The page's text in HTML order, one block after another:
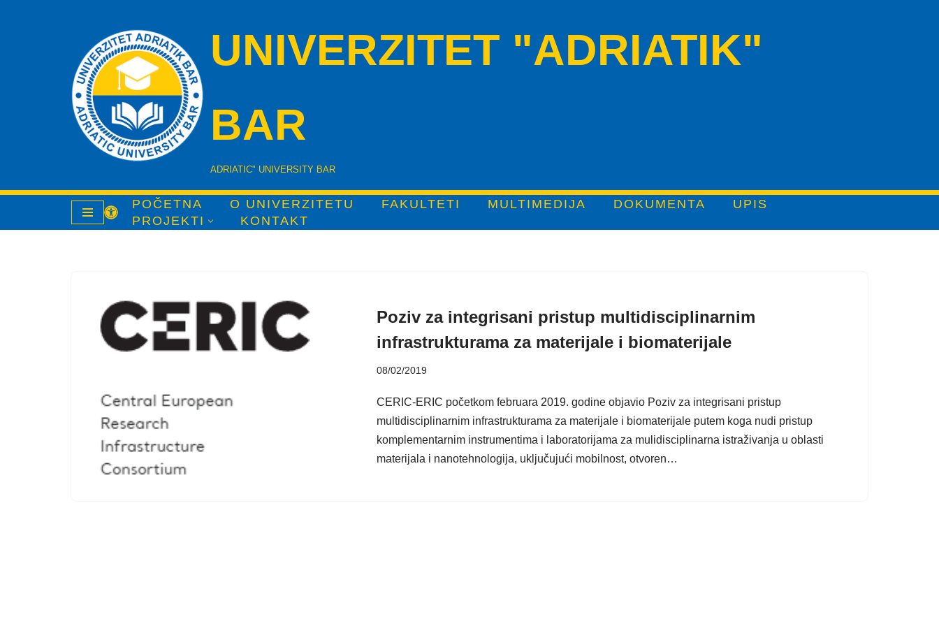
UNIVERZITET "ADRIATIK"
BAR
ADRIATIC" UNIVERSITY BAR
POČETNA O UNIVERZITETU FAKULTETI MULTIMEDIJA DOKUMENTA
UPIS
PROJEKTI
KONTAKT
Poziv za integrisani pristup multidisciplinarnim
infrastrukturama za materijale i biomaterijale
08/02/2019
CERIC-ERIC početkom februara 2019. godine objavio Poziv za integrisani pristup
multidisciplinarnim infrastrukturama za materijale i biomaterijale putem koga nudi pristup
komplementarnim instrumentima i laboratorijama za mulidisciplinarna istraživanja u oblasti
materijala i nanotehnologija, uključujući mobilnost, otvoren…